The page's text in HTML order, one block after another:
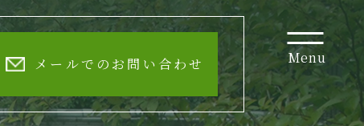
メールでのお問い合わせ Menu